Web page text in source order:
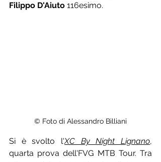
Filippo D'Aiuto 116esimo.
© Foto di Alessandro Billiani
Si è svolto l'XC By Night Lignano,
quarta prova dell'FVG MTB Tour. Tra